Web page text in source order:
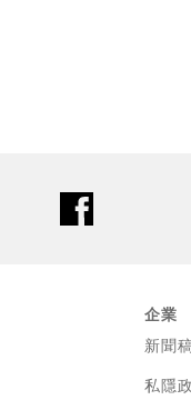
企業
新聞
私隱